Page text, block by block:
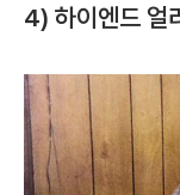
4) 하이엔드 얼